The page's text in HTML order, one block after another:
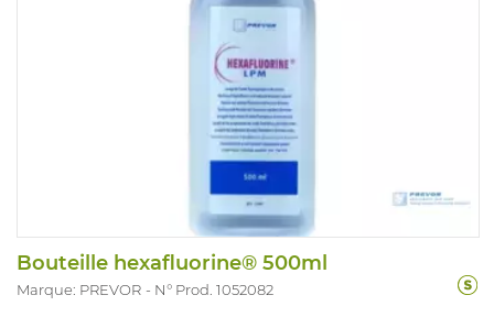
Bouteille hexafluorine® 500ml
Marque: PREVOR N° Prod. 1052082